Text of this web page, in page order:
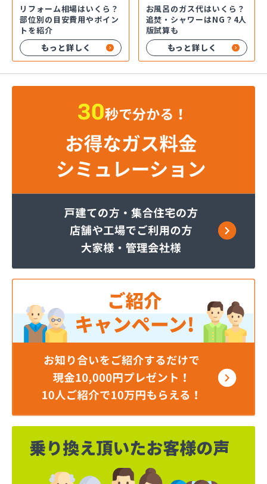
リフォーム相場はいくら？
部位別の目安費用やポイン
トを紹介
もっと詳しく
お風呂のガス代はいくら？
追焚・シャワーはNG？4人
版試算も
もっと詳しく